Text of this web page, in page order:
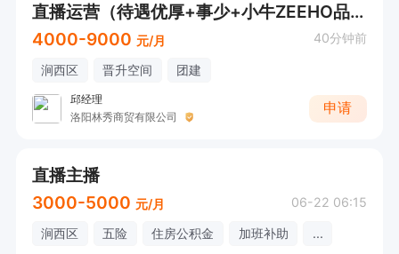
直播运营（待遇优厚+事少+小牛ZEEHO品牌）
4000-9000 元/月 40分钟前
涧西区 晋升空间 团建
邱经理
洛阳林秀商贸有限公司
申请
直播主播
3000-5000 元/月 06-22 06:15
涧西区 五险 住房公积金 加班补助 ...